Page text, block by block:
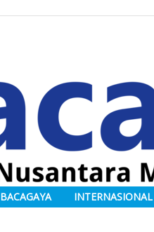
BACAGAYA INTERNASIONAL